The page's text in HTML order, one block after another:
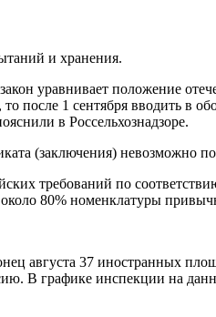
и хранения.
уравнивает положение
после 1 сентября вводить в
в Россельхознадзоре.
(заключения) невозможно
требований по
80% номенклатуры
августа 37 иностранных
В графике инспекции на